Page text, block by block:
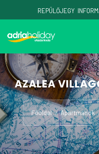
REPÜLŐJEGY
AZALEA
Főoldal / Apartmanok